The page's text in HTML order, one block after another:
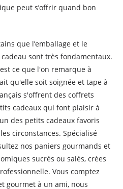
peut s’offrir quand bon
que l’emballage et le
sont très fondamentaux.
ce que l'on remarque à
qu'elle soit soignée et tape à
s'offrent des coffrets
cadeaux qui font plaisir à
des petits cadeaux favoris
circonstances. Spécialisé
nos paniers gourmands et
sucrés ou salés, crées
Vous comptez
gourmet à un ami, nous